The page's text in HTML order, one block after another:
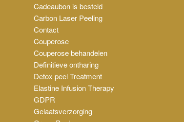
Cadeaubon is besteld
Carbon Laser Peeling
Contact
Couperose
Couperose behandelen
Definitieve ontharing
Detox peel Treatment
Elastine Infusion Therapy
GDPR
Gelaatsverzorging